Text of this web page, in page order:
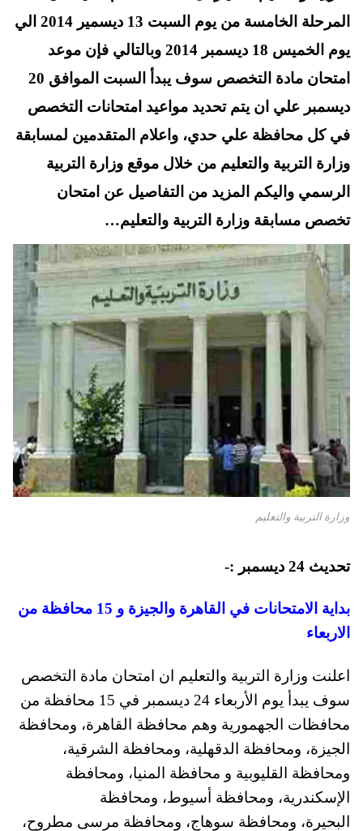
المرحلة الخامسة من يوم السبت 13 ديسمير 2014 الي
يوم الخميس 18 ديسمبر 2014 وبالتالي فإن موعد
امتحان مادة التخصص سوف يبدأ السبت الموافق 20
ديسمبر علي ان يتم تحديد مواعيد امتحانات التخصص
في كل محافظة علي حدي، واعلام المتقدمين لمسابقة
وزارة التربية والتعليم من خلال موقع وزارة التربية
الرسمي واليكم المزيد من التفاصيل عن امتحان
تخصص مسابقة وزارة التربية والتعليم…
وزارة التربية والتعليم
تحديث 24 ديسمبر :-
بداية الامتحانات في القاهرة والجيزة و 15 محافظة من
الاربعاء
اعلنت وزارة التربية والتعليم ان امتحان مادة التخصص
سوف يبدأ يوم الأربعاء 24 ديسمبر في 15 محافظة من
محافظات الجهمورية وهم محافظة القاهرة، ومحافظة
الجيزة، ومحافظة الدقهلية، ومحافظة الشرقية،
ومحافظة القليوبية و محافظة المنيا، ومحافظة
الإسكندرية، ومحافظة أسيوط، ومحافظة
البحيرة، ومحافظة سوهاج، ومحافظة مرسى مطروح،